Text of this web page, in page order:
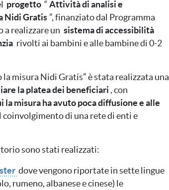
progetto “ Attività di analisi e
Nidi Gratis ”, finanziato dal Programma
a realizzare un sistema di accessibilità
rivolti ai bambini e alle bambine di 0-2
misura Nidi Gratis” è stata realizzata una
la platea dei beneficiari , con
la misura ha avuto poca diffusione e alle
coinvolgimento di una rete di enti e
sono stati realizzati:
dove vengono riportate in sette lingue
rumeno, albanese e cinese) le